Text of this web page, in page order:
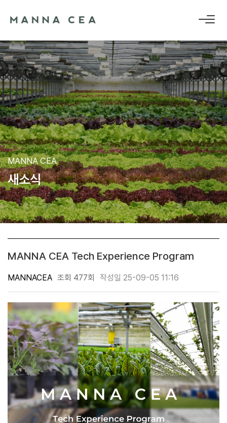
MANNA CEA
새소식
MANNA CEA Tech Experience Program
MANNACEA 조회 477회 작성일 25-09-05 11:16